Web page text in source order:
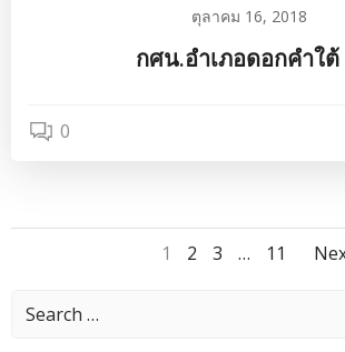
ตุลาคม 16, 2018
กศน.อำเภอดอกคำใ
0
Posts
Page
1 Page
2 Page
3 … Page
11
Search